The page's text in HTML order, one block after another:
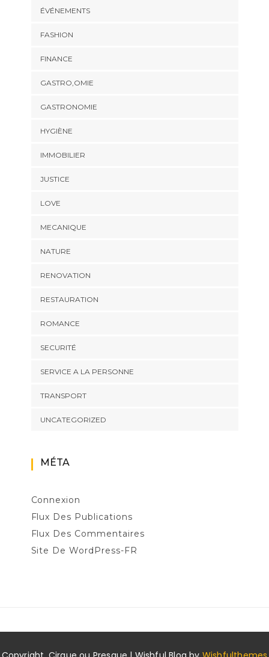
ÉVÉNEMENTS
FASHION
FINANCE
GASTRO,OMIE
GASTRONOMIE
HYGIÈNE
IMMOBILIER
JUSTICE
LOVE
MECANIQUE
NATURE
RENOVATION
RESTAURATION
ROMANCE
SECURITÉ
SERVICE A LA PERSONNE
TRANSPORT
UNCATEGORIZED
MÉTA
Connexion
Flux Des Publications
Flux Des Commentaires
Site De WordPress-FR